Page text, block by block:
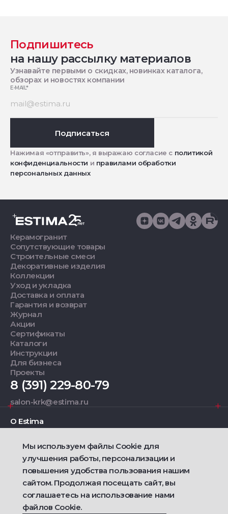
Подпишитесь
на нашу рассылку материалов
Узнавайте первыми о скидках, новинках каталога,
обзорах и новостях компании
E-MAIL*
Подписаться
Нажимая «отправить», я выражаю согласие с политикой
конфиденциальности и правилами обработки
персональных данных
Керамогранит
Сопутствующие товары
Строительные смеси
Декоративные изделия
Коллекции
Уход и укладка
Доставка и оплата
Гарантия и возврат
Журнал
Акции
Сертификаты
Каталоги
Инструкции
Для бизнеса
Проекты
8 (391) 229-80-79
salon-krk@estima.ru
О Estima
Дизайнерам
Фирменные салоны
2021 — 2026 © Estima
Политика конфиденциальности
Мы используем файлы Cookie для
улучшения работы, персонализации и
повышения удобства пользования нашим
сайтом. Продолжая посещать сайт, вы
соглашаетесь на использование нами
файлов Cookie.